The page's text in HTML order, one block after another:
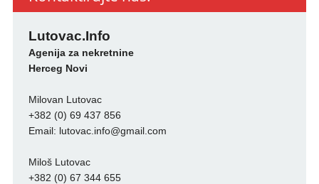
Lutovac.Info
Agenija za nekretnine
Herceg Novi
Milovan Lutovac
+382 (0) 69 437 856
Email: lutovac.info@gmail.com
Miloš Lutovac
+382 (0) 67 344 655